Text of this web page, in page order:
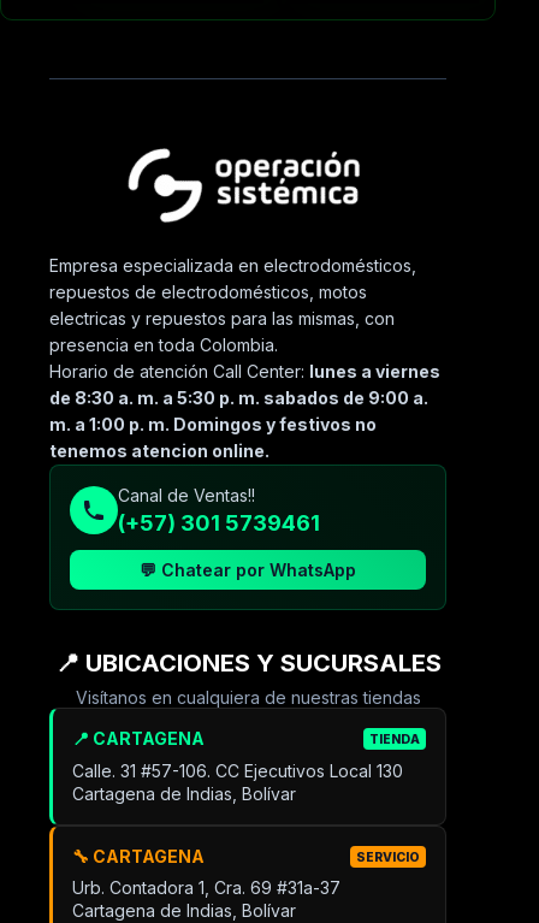
Empresa especializada en electrodomésticos,
repuestos de electrodomésticos, motos
electricas y repuestos para las mismas, con
presencia en toda Colombia.
Horario de atención Call Center: lunes a viernes
de 8:30 a. m. a 5:30 p. m. sabados de 9:00 a.
m. a 1:00 p. m. Domingos y festivos no
tenemos atencion online.
Canal de Ventas!!
(+57) 301 5739461
💬 Chatear por WhatsApp
📍 UBICACIONES Y SUCURSALES
Visítanos en cualquiera de nuestras tiendas
📍 CARTAGENA TIENDA
Calle. 31 #57-106. CC Ejecutivos Local 130
Cartagena de Indias, Bolívar
🔧 CARTAGENA SERVICIO
Urb. Contadora 1, Cra. 69 #31a-37
Cartagena de Indias, Bolívar